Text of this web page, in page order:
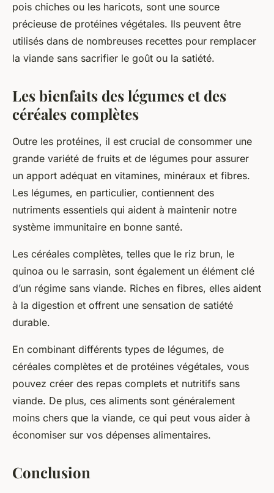
pois chiches ou les haricots, sont une source
précieuse de protéines végétales. Ils peuvent être
utilisés dans de nombreuses recettes pour remplacer
la viande sans sacrifier le goût ou la satiété.
Les bienfaits des légumes et des
céréales complètes
Outre les protéines, il est crucial de consommer une
grande variété de fruits et de légumes pour assurer
un apport adéquat en vitamines, minéraux et fibres.
Les légumes, en particulier, contiennent des
nutriments essentiels qui aident à maintenir notre
système immunitaire en bonne santé.
Les céréales complètes, telles que le riz brun, le
quinoa ou le sarrasin, sont également un élément clé
d’un régime sans viande. Riches en fibres, elles aident
à la digestion et offrent une sensation de satiété
durable.
En combinant différents types de légumes, de
céréales complètes et de protéines végétales, vous
pouvez créer des repas complets et nutritifs sans
viande. De plus, ces aliments sont généralement
moins chers que la viande, ce qui peut vous aider à
économiser sur vos dépenses alimentaires.
Conclusion